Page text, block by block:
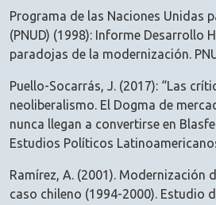
Programa de las Naciones Unidas
(PNUD) (1998): Informe Desarrollo
paradojas de la modernización.
Puello-Socarrás, J. (2017): “Las
neoliberalismo. El Dogma de
nunca llegan a convertirse en
Estudios Políticos
Ramírez, A. (2001). Modernización
caso chileno (1994-2000). Estudio